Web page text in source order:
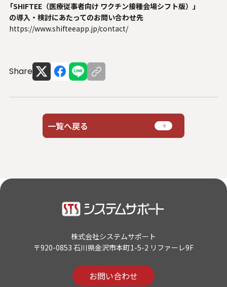
「SHIFTEE（医療従事者向け ワクチン接種会場シフト版）」
の導入・検討にあたってのお問い合わせ先
https://www.shifteeapp.jp/contact/
Share
一覧へ戻る
株式会社システムサポート
〒920-0853 石川県金沢市本町1-5-2 リファーレ9F
お問い合わせ